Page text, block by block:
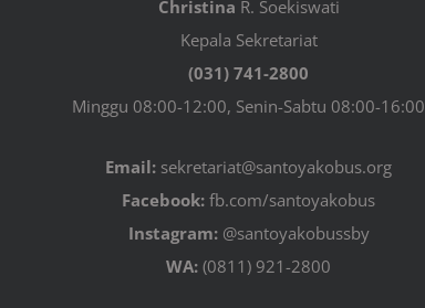
Christina R. Soekiswati
Kepala Sekretariat
(031) 741-2800
Minggu 08:00-12:00, Senin-Sabtu 08:00-16:00
Email: sekretariat@santoyakobus.org
Facebook: fb.com/santoyakobus
Instagram:@santoyakobussby
WA: (0811) 921-2800